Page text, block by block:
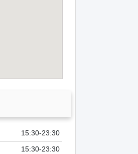
15:30-23:30
15:30-23:30